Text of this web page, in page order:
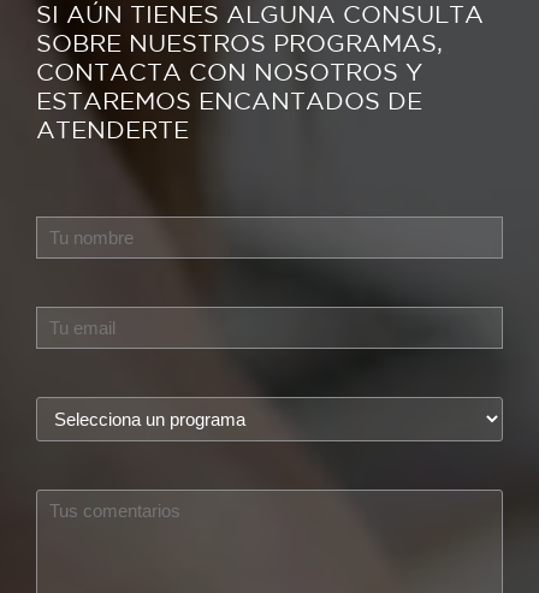
SI AÚN TIENES ALGUNA CONSULTA
SOBRE NUESTROS PROGRAMAS,
CONTACTA CON NOSOTROS Y
ESTAREMOS ENCANTADOS DE
ATENDERTE